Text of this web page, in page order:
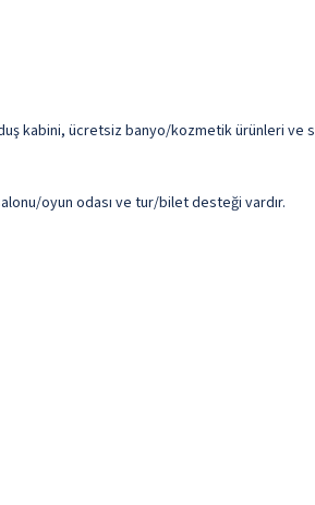
kabini, ücretsiz banyo/kozmetik ürünleri ve
oyun odası ve tur/bilet desteği vardır.